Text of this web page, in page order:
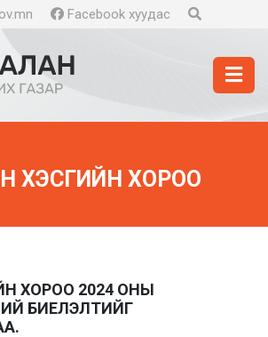
Facebook хуудас
ХЭСГИЙН ХОРОО
ХОРОО 2024 ОНЫ
БИЕЛЭЛТИЙГ